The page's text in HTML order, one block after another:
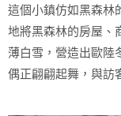
這個小鎮仿如黑森林
地將黑森林的房屋、
薄白雪，營造出歐陸
偶正翩翩起舞，與訪